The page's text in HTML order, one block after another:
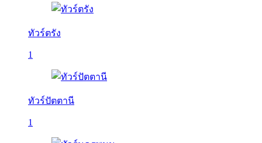
ทัวร์ตรัง
1
ทัวร์ปัตตานี
1